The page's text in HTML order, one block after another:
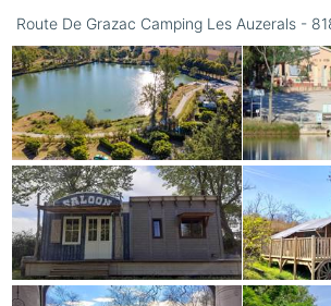
Route De Grazac Camping Les Auzerals -